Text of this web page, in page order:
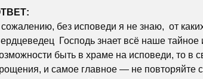
сожалению, без исповеди я не знаю, от
Господь знает всё наше
быть в храме на исповеди, то в
и самое главное — не повторяйте